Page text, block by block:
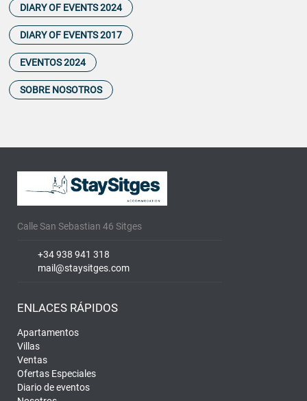
DIARY OF EVENTS 2024
DIARY OF EVENTS 2017
EVENTOS 2024
SOBRE NOSOTROS
Calle San Sebastian 46 Sitges
+34 938 941 318
mail@staysitges.com
ENLACES RÁPIDOS
Apartamentos
Villas
Ventas
Ofertas Especiales
Diario de eventos